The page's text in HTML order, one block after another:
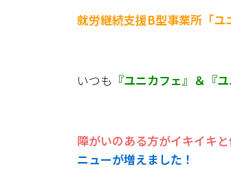
就労継続支援B型事業所「ユ
いつも 『ユニカフェ』＆『
障がいのある方がイキイキ
ニューが増えました！